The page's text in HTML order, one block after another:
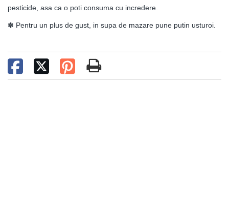
pesticide, asa ca o poti consuma cu incredere.
✽ Pentru un plus de gust, in supa de mazare pune putin usturoi.